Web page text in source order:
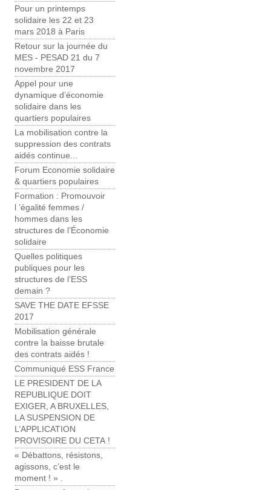
Pour un printemps
solidaire les 22 et 23
mars 2018 à Paris
Retour sur la journée du
MES - PESAD 21 du 7
novembre 2017
Appel pour une
dynamique d’économie
solidaire dans les
quartiers populaires
La mobilisation contre la
suppression des contrats
aidés continue...
Forum Economie solidaire
& quartiers populaires
Formation : Promouvoir
l ’égalité femmes /
hommes dans les
structures de l’Économie
solidaire
Quelles politiques
publiques pour les
structures de l’ESS
demain ?
SAVE THE DATE EFSSE
2017
Mobilisation générale
contre la baisse brutale
des contrats aidés !
Communiqué ESS France
LE PRESIDENT DE LA
REPUBLIQUE DOIT
EXIGER, A BRUXELLES,
LA SUSPENSION DE
L’APPLICATION
PROVISOIRE DU CETA !
« Débattons, résistons,
agissons, c’est le
moment ! » .